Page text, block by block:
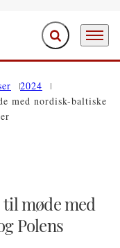
Fold søgefelt ud
Menu
2024
med nordisk-baltiske
møde med
Polens